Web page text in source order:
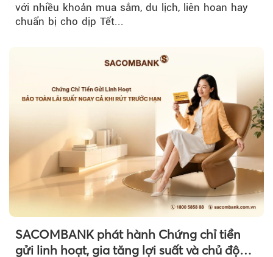
với nhiều khoản mua sắm, du lịch, liên hoan hay
chuẩn bị cho dịp Tết...
SACOMBANK phát hành Chứng chỉ tiền
gửi linh hoạt, gia tăng lợi suất và chủ động